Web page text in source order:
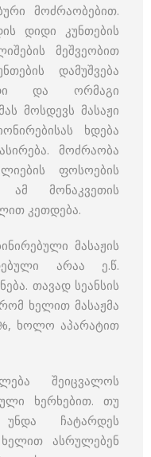
მოძრაობებით.
დიდი კუნთების
მეშვეობით
დამუშვება
და ორმაგი
მოსდევს მასაჟი
ხდება
მოძრაობა
ფოსოების
ამ მონაკვეთის
კეთდება.
მასაჟის
არაა ე.წ.
თავად სეანსის
ხელით მასაჟმა
ხოლო აპარატით
შეიცვალოს
ხერხებით. თუ
უნდა ჩატარდეს
ასრულებენ